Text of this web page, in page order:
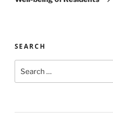
SEARCH
for: